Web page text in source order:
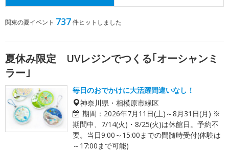
関東の夏イベント 737件ヒットしました
夏休み限定 UVレジンでつくる｢オーシャンミ
ラー｣
毎日のおでかけに大活躍間違いなし！
神奈川県・相模原市緑区
期間： 2026年7月11日(土)～8月31日(月) ※
期間中、7/14(火)・8/25(火)は休館日。予約不
要。当日9:00～15:00までの間髄時受付(体験は
～17:00まで可能)